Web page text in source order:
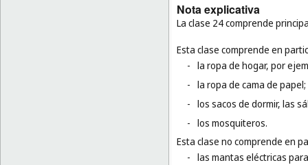
Nota explicativa
La clase 24 comprende
Esta clase comprende en
- la ropa de hogar, por
- la ropa de cama de papel;
- los sacos de dormir, las
- los mosquiteros.
Esta clase no comprende en
- las mantas eléctricas